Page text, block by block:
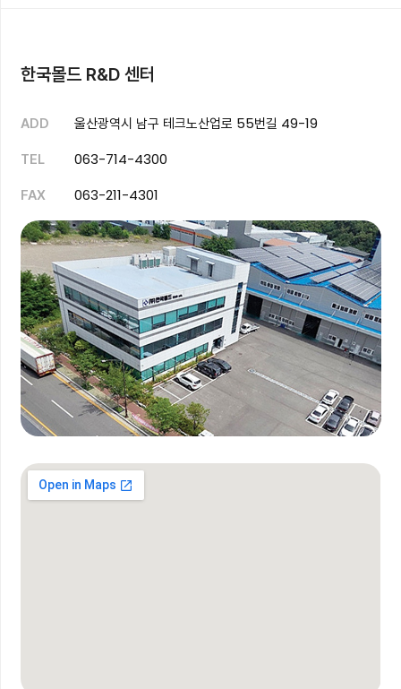
한국몰드 R&D 센터
ADD 울산광역시 남구 테크노산업로 55번길 49-19
TEL 063-714-4300
FAX 063-211-4301